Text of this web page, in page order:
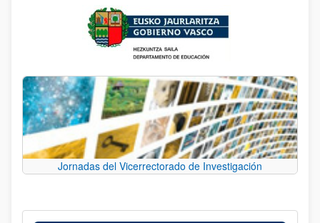
Jornadas del Vicerrectorado de Investigación